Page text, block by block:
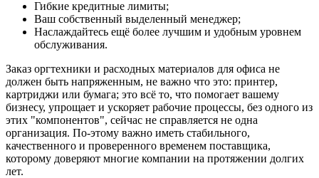
Гибкие кредитные лимиты;
Ваш собственный выделенный менеджер;
Наслаждайтесь ещё более лучшим и удобным уровнем
обслуживания.
Заказ оргтехники и расходных материалов для офиса не
должен быть напряженным, не важно что это: принтер,
картриджи или бумага; это всё то, что помогает вашему
бизнесу, упрощает и ускоряет рабочие процессы, без одного из
этих "компонентов", сейчас не справляется не одна
организация. По-этому важно иметь стабильного,
качественного и проверенного временем поставщика,
которому доверяют многие компании на протяжении долгих
лет.